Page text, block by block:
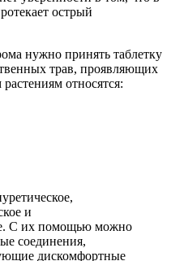
острый
нужно принять таблетку
трав, проявляющих
относятся:
и
С их помощью можно
соединения,
дискомфортные